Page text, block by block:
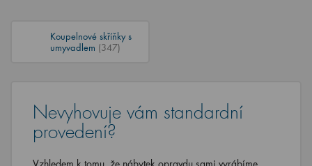
Koupelnové skříňky s
umyvadlem (347)
Nevyhovuje vám standardní
provedení?